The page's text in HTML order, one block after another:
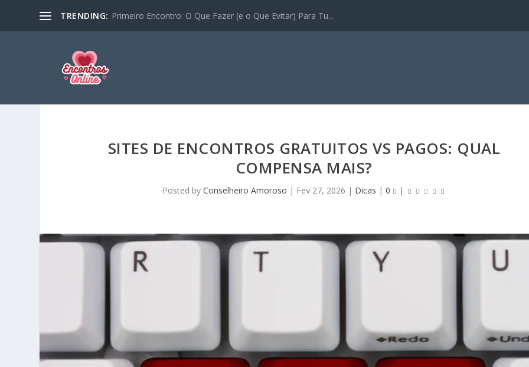
TRENDING: Primeiro Encontro: O Que Fazer (e o Que Evitar) Para Tu...
SITES DE ENCONTROS GRATUITOS VS PAGOS: QUAL
COMPENSA MAIS?
Posted byConselheiro Amoroso | Fev 27, 2026 | Dicas |0 |